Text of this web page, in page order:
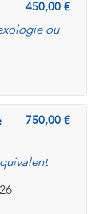
450,00
ou
750,00